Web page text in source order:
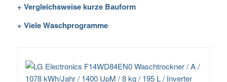
+ Vergleichsweise kurze Bauform
+ Viele Waschprogramme